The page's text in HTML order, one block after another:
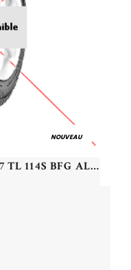
NOUVEAU
B.F. GOODRICH - 255/65 SR17 TL 114S BFG ALL TA KO 3 RWL - 2556517 - ECB